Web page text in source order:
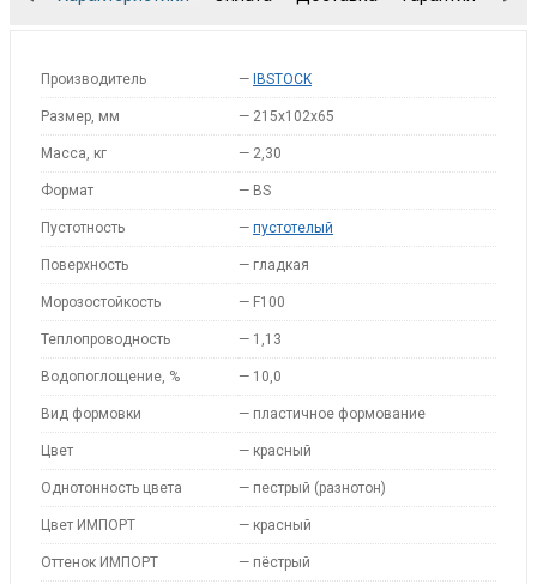
Производитель — IBSTOCK
Размер, мм — 215x102x65
Масса, кг — 2,30
Формат — BS
Пустотность — пустотелый
Поверхность — гладкая
Морозостойкость — F100
Теплопроводность — 1,13
Водопоглощение, % — 10,0
Вид формовки — пластичное формование
Цвет — красный
Однотонность цвета — пестрый (разнотон)
Цвет ИМПОРТ — красный
Оттенок ИМПОРТ — пёстрый